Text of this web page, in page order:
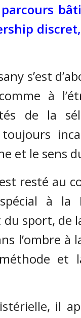
s’est
à
de la
et le sens
resté au
à la
sport, de
l’ombre
et
il